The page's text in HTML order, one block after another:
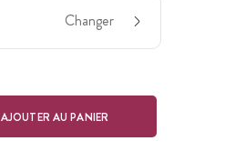
Changer
AJOUTER AU PANIER